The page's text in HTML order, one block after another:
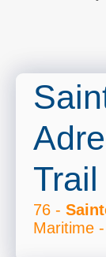
76 -
Maritime